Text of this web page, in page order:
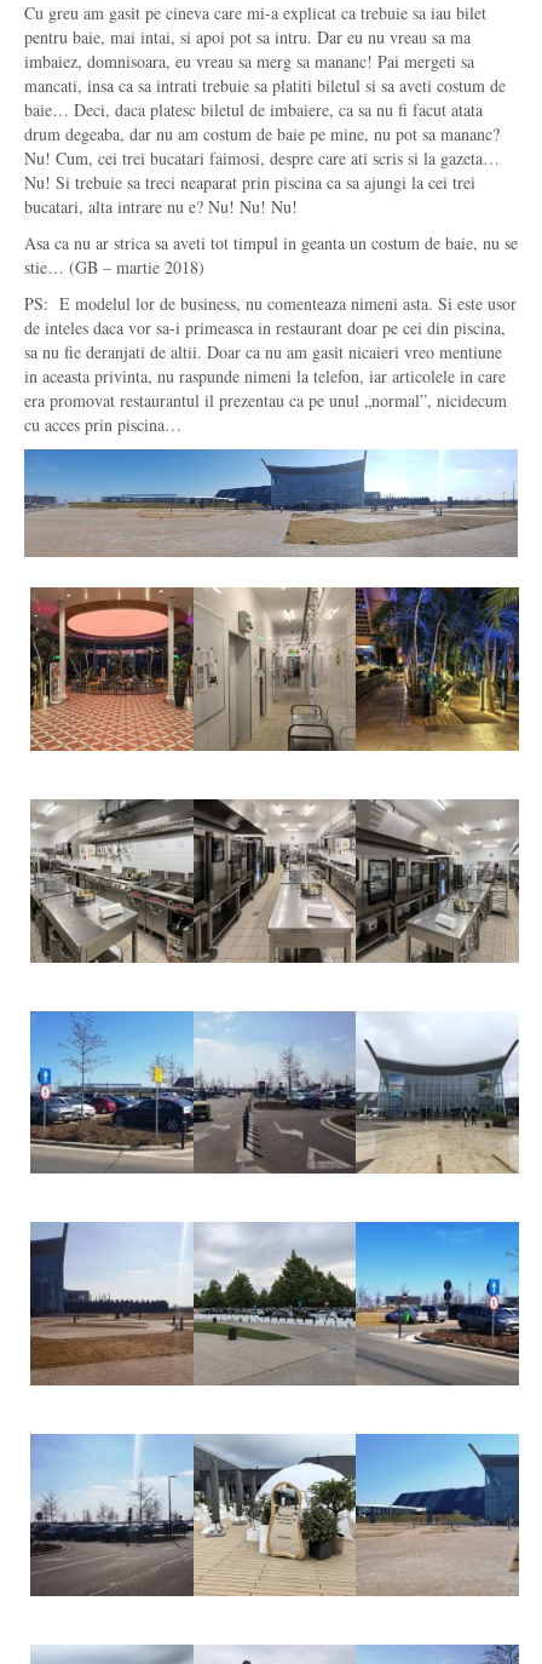
Cu greu am gasit pe cineva care mi-a explicat ca trebuie sa iau bilet
pentru baie, mai intai, si apoi pot sa intru. Dar eu nu vreau sa ma
imbaiez, domnisoara, eu vreau sa merg sa mananc! Pai mergeti sa
mancati, insa ca sa intrati trebuie sa platiti biletul si sa aveti costum de
baie… Deci, daca platesc biletul de imbaiere, ca sa nu fi facut atata
drum degeaba, dar nu am costum de baie pe mine, nu pot sa mananc?
Nu! Cum, cei trei bucatari faimosi, despre care ati scris si la gazeta…
Nu! Si trebuie sa treci neaparat prin piscina ca sa ajungi la cei trei
bucatari, alta intrare nu e? Nu! Nu! Nu!
Asa ca nu ar strica sa aveti tot timpul in geanta un costum de baie, nu se
stie… (GB – martie 2018)
PS: E modelul lor de business, nu comenteaza nimeni asta. Si este usor
de inteles daca vor sa-i primeasca in restaurant doar pe cei din piscina,
sa nu fie deranjati de altii. Doar ca nu am gasit nicaieri vreo mentiune
in aceasta privinta, nu raspunde nimeni la telefon, iar articolele in care
era promovat restaurantul il prezentau ca pe unul „normal”, nicidecum
cu acces prin piscina…